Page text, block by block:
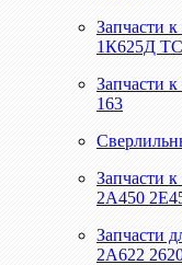
Запчасти
1К625Д
Запчасти
163
Запчасти
2А450
Запчасти
2А622